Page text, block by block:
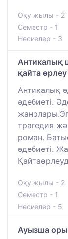
Оқу жылы - 2
Семестр - 1
Несиелер - 3
Антикалық
қайта өрлеу
Антикалық
әдебиеті.
трагедия
роман.
әдебиеті.
Оқу жылы - 2
Семестр - 1
Несиелер - 5
Ауызша